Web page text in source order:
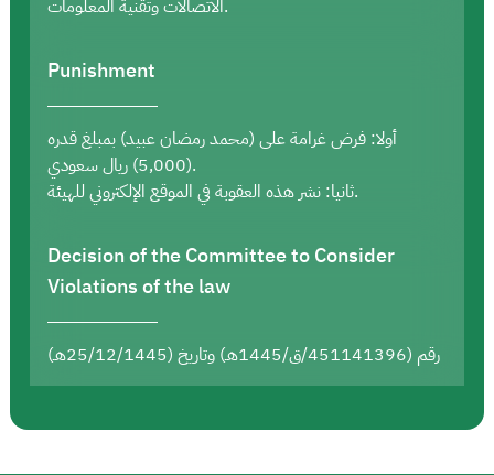
الاتصالات وتقنية المعلومات.
Punishment
أولا: فرض غرامة على (محمد رمضان عبيد) بمبلغ قدره
(5,000) ريال سعودي.
ثانيا: نشر هذه العقوبة في الموقع الإلكتروني للهيئة.
Decision of the Committee to Consider
Violations of the law
رقم (451141396/ق/1445هـ) وتاريخ (25/12/1445هـ)